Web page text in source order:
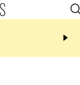
21:08
et Turquie scellent un